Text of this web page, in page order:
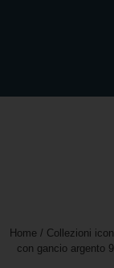
Home / Collezioni
con gancio argento